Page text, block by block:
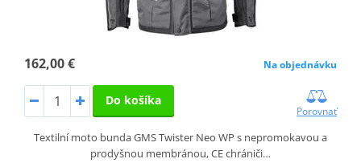
162,00 € Na objednávku
Do košíka
Porovnať
Textilní moto bunda GMS Twister Neo WP s nepromokavou a
prodyšnou membránou, CE chrániči…